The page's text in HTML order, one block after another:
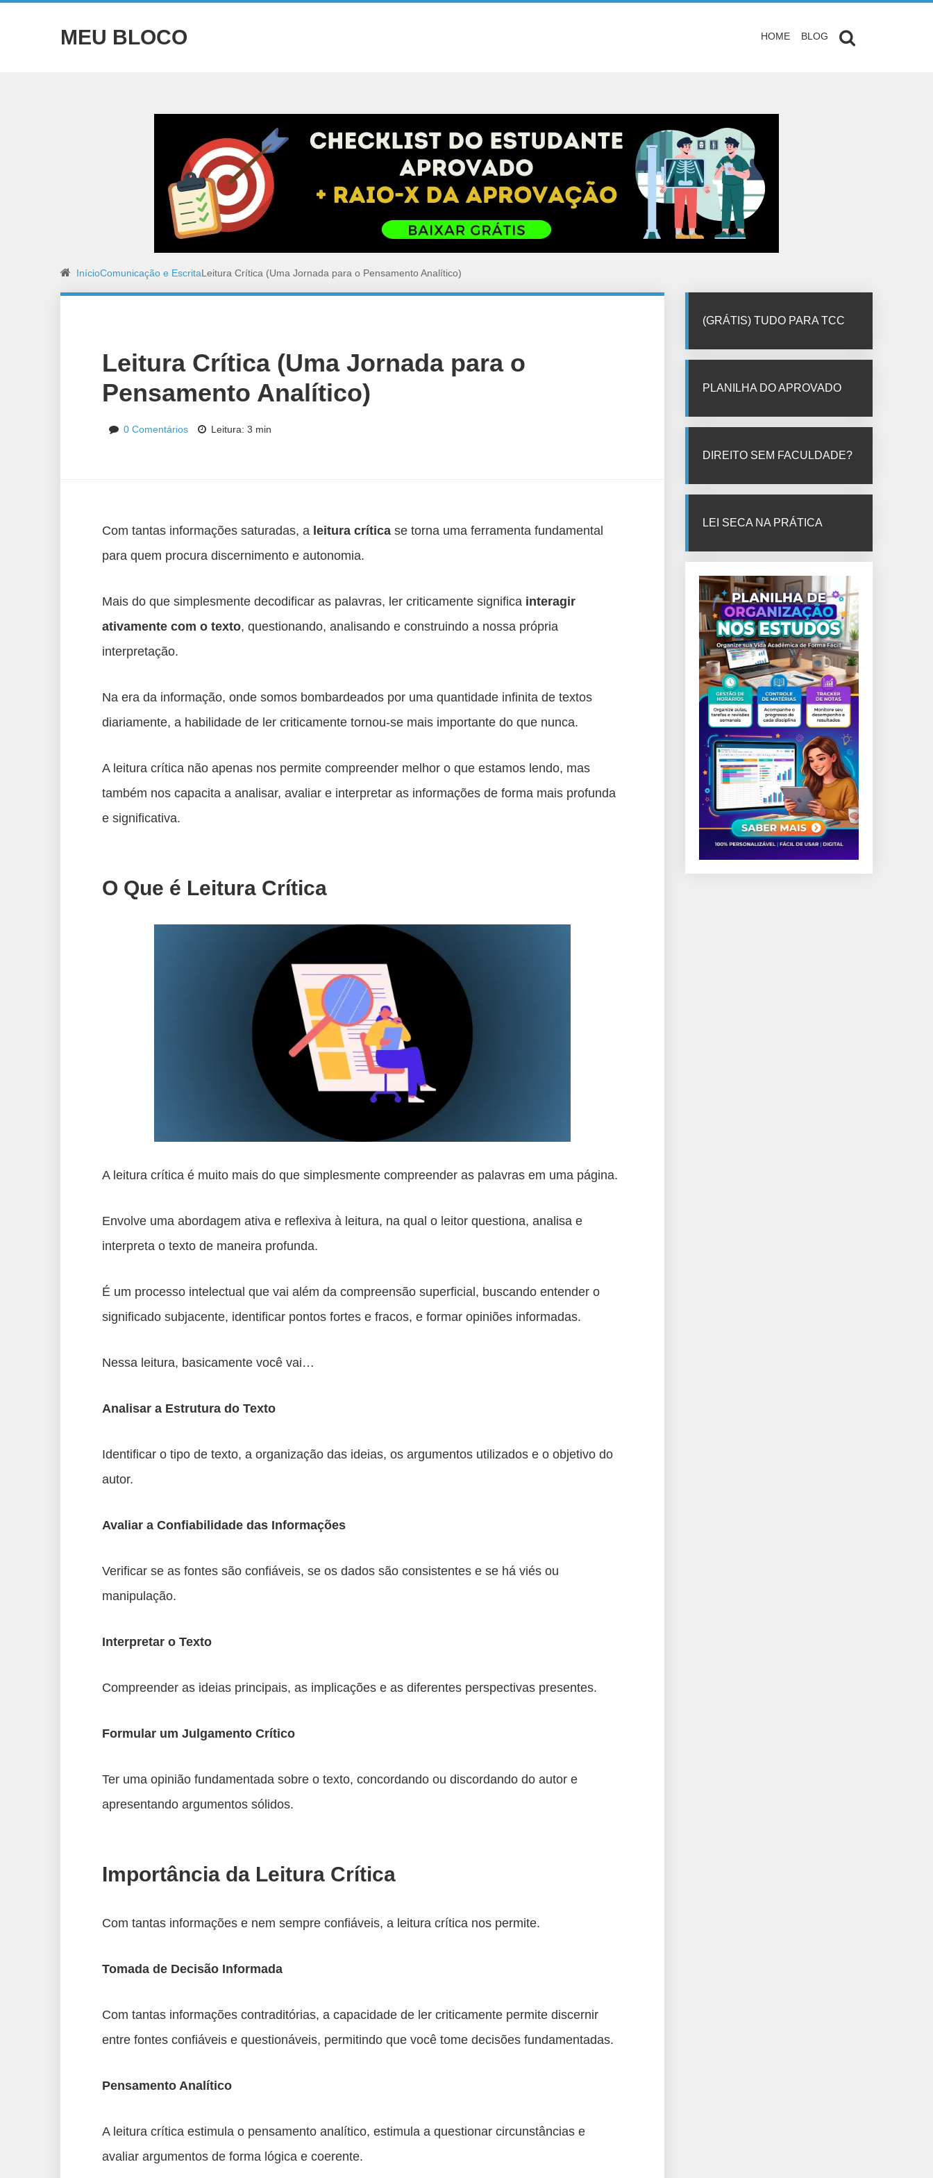
MEU BLOCO HOME BLOG
InícioComunicação e EscritaLeitura Crítica (Uma Jornada para o Pensamento Analítico)
Leitura Crítica (Uma Jornada para o
Pensamento Analítico)
0 Comentários Leitura: 3 min
Com tantas informações saturadas, a leitura crítica se torna uma ferramenta fundamental
para quem procura discernimento e autonomia.
Mais do que simplesmente decodificar as palavras, ler criticamente significa interagir
ativamente com o texto, questionando, analisando e construindo a nossa própria
interpretação.
Na era da informação, onde somos bombardeados por uma quantidade infinita de textos
diariamente, a habilidade de ler criticamente tornou-se mais importante do que nunca.
A leitura crítica não apenas nos permite compreender melhor o que estamos lendo, mas
também nos capacita a analisar, avaliar e interpretar as informações de forma mais profunda
e significativa.
O Que é Leitura Crítica
A leitura crítica é muito mais do que simplesmente compreender as palavras em uma página.
Envolve uma abordagem ativa e reflexiva à leitura, na qual o leitor questiona, analisa e
interpreta o texto de maneira profunda.
É um processo intelectual que vai além da compreensão superficial, buscando entender o
significado subjacente, identificar pontos fortes e fracos, e formar opiniões informadas.
Nessa leitura, basicamente você vai…
Analisar a Estrutura do Texto
Identificar o tipo de texto, a organização das ideias, os argumentos utilizados e o objetivo do
autor.
Avaliar a Confiabilidade das Informações
Verificar se as fontes são confiáveis, se os dados são consistentes e se há viés ou
manipulação.
Interpretar o Texto
Compreender as ideias principais, as implicações e as diferentes perspectivas presentes.
Formular um Julgamento Crítico
Ter uma opinião fundamentada sobre o texto, concordando ou discordando do autor e
apresentando argumentos sólidos.
Importância da Leitura Crítica
Com tantas informações e nem sempre confiáveis, a leitura crítica nos permite.
Tomada de Decisão Informada
Com tantas informações contraditórias, a capacidade de ler criticamente permite discernir
entre fontes confiáveis e questionáveis, permitindo que você tome decisões fundamentadas.
Pensamento Analítico
A leitura crítica estimula o pensamento analítico, estimula a questionar circunstâncias e
avaliar argumentos de forma lógica e coerente.
(GRÁTIS) TUDO PARA TCC
PLANILHA DO APROVADO
DIREITO SEM FACULDADE?
LEI SECA NA PRÁTICA